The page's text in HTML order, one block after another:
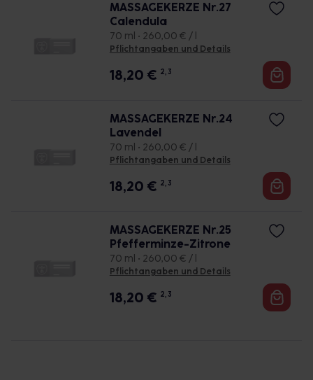
MASSAGEKERZE Nr.27
Calendula
70 ml • 260,00 € / l
Pflichtangaben und Details
18,20 € 2, 3
MASSAGEKERZE Nr.24
Lavendel
70 ml • 260,00 € / l
Pflichtangaben und Details
18,20 € 2, 3
MASSAGEKERZE Nr.25
Pfefferminze-Zitrone
70 ml • 260,00 € / l
Pflichtangaben und Details
18,20 € 2, 3